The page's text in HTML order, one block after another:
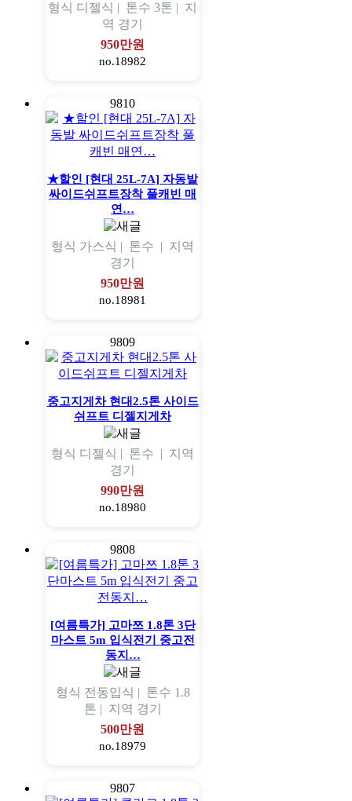
형식 디젤식 | 톤수 3톤 | 지
역 경기
950만원
no.18982
9810
★할인 [현대 25L-7A] 자동발
싸이드쉬프트장착 풀캐빈 매
연…
형식 가스식 | 톤수 | 지역
경기
950만원
no.18981
9809
중고지게차 현대2.5톤 사이드
쉬프트 디젤지게차
형식 디젤식 | 톤수 | 지역
경기
990만원
no.18980
9808
[여름특가] 고마쯔 1.8톤 3단
마스트 5m 입식전기 중고전
동지…
형식 전동입식 | 톤수 1.8
톤 | 지역 경기
500만원
no.18979
9807